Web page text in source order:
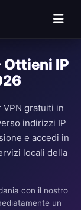
Ottieni IP
gratuiti in
indirizzi IP
e accedi in
locali della
con il nostro
un